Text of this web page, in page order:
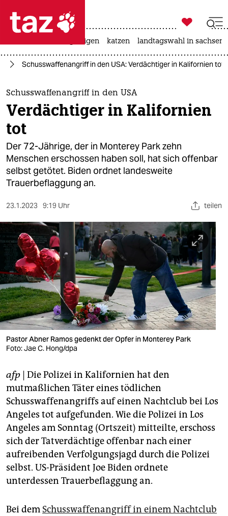
 taz zahl ich
taz zahl ich
themen
politik
öko
gesellschaft
kultur
sport
berlin
nord
wahrheit
verlag
verlag
veranstaltungen
fragen & hilfe
unterstützen
abo
genossenschaft
epaper login

taz zahl ich
bergsteigen katzen landtagswahl in
Schusswaffenangriff in den USA: Verdächtiger in Kalifornien tot
Schusswaffenangriff in den USA
Verdächtiger in Kalifornien
tot
Der 72-Jährige, der in Monterey Park zehn
Menschen erschossen haben soll, hat sich offenbar
selbst getötet. Biden ordnet landesweite
Trauerbeflaggung an.
23.1.2023 9:19 Uhr teilen
Pastor Abner Ramos gedenkt der Opfer in Monterey Park
Foto: Jae C. Hong/dpa
afp | Die Polizei in Kalifornien hat den
mutmaßlichen Täter eines tödlichen
Schusswaffenangriffs auf einen Nachtclub bei Los
Angeles tot aufgefunden. Wie die Polizei in Los
Angeles am Sonntag (Ortszeit) mitteilte, erschoss
sich der Tatverdächtige offenbar nach einer
aufreibenden Verfolgungsjagd durch die Polizei
selbst. US-Präsident Joe Biden ordnete
unterdessen Trauerbeflaggung an.
Bei dem Schusswaffenangriff in einem Nachtclub